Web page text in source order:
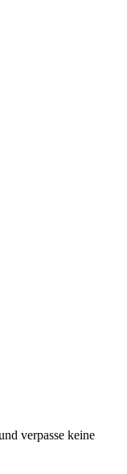
verpasse keine